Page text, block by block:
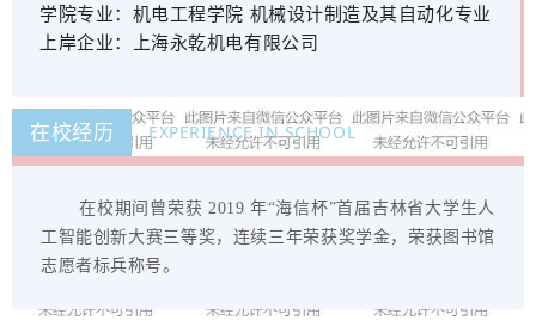
学院专业： 机电工程学院 机械设计制造及其自动化专业
上岸企业： 上海永乾机电有限公司
在校经历 EXPERIENCE IN SCHOOL
在校期间曾荣获 2019 年“海信杯”首届吉林省大学生人
工智能创新大赛三等奖，连续三年荣获奖学金，荣获图书馆
志愿者标兵称号。